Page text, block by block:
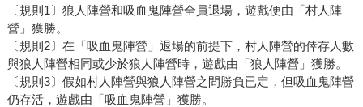
〔規則1〕狼人陣營和吸血鬼陣營全員退場，遊戲便由「村人陣
營」獲勝。
〔規則2〕在「吸血鬼陣營」退場的前提下，村人陣營的倖存人數
與狼人陣營相同或少於狼人陣營時，遊戲由「狼人陣營」獲勝。
〔規則3〕假如村人陣營與狼人陣營之間勝負已定，但吸血鬼陣營
仍存活，遊戲由「吸血鬼陣營」獲勝。